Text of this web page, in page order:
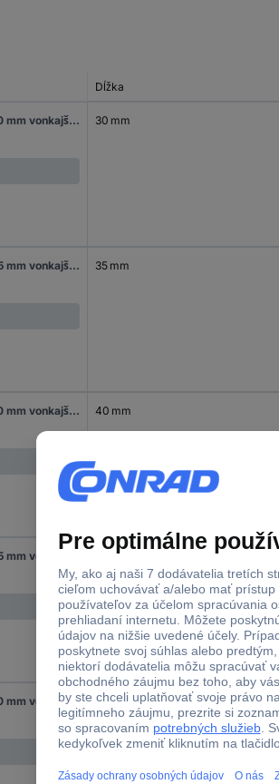
Dĺžka
TOOLCRAFT 1063155 šesťhranná skrutka M5 30 mm vonkajší šesťhran DIN 931 nerezová ocel A2 100 ks 30 mm
TOOLCRAFT 1063156 šesťhranná skrutka M5 35 mm vonkajší šesťhran DIN 931 nerezová ocel A2 100 ks 35 mm
TOOLCRAFT 1063157 šesťhranná skrutka M5 40 mm vonkajší šesťhran DIN 931 nerezová ocel A2 100 ks 40 mm
45 mm
TOOLCRAFT 1063159 šesťhranná skrutka M5 50 mm vonkajší šesťhran DIN 931 nerezová ocel A2 100 ks 50 mm